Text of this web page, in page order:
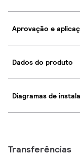
Aprovação e
Dados do produto
Diagramas de
Transferências